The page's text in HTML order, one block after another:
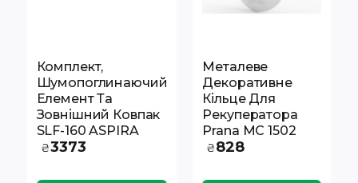
Комплект,
Шумопоглинаючий
Елемент Та
Зовнішний Ковпак
SLF-160 ASPIRA
₴3373
Металеве
Декоративне
Кільце Для
Рекуператора
Prana MC 1502
₴828